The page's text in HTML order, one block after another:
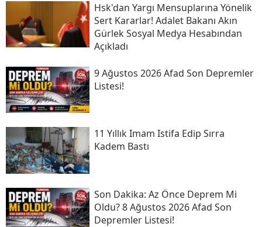
Hsk'dan Yargı Mensuplarına Yönelik
Sert Kararlar! Adalet Bakanı Akın
Gürlek Sosyal Medya Hesabından
Açıkladı
9 Ağustos 2026 Afad Son Depremler
Listesi!
11 Yıllık Imam Istifa Edip Sırra
Kadem Bastı
Son Daki̇ka: Az Önce Deprem Mi
Oldu? 8 Ağustos 2026 Afad Son
Depremler Listesi!